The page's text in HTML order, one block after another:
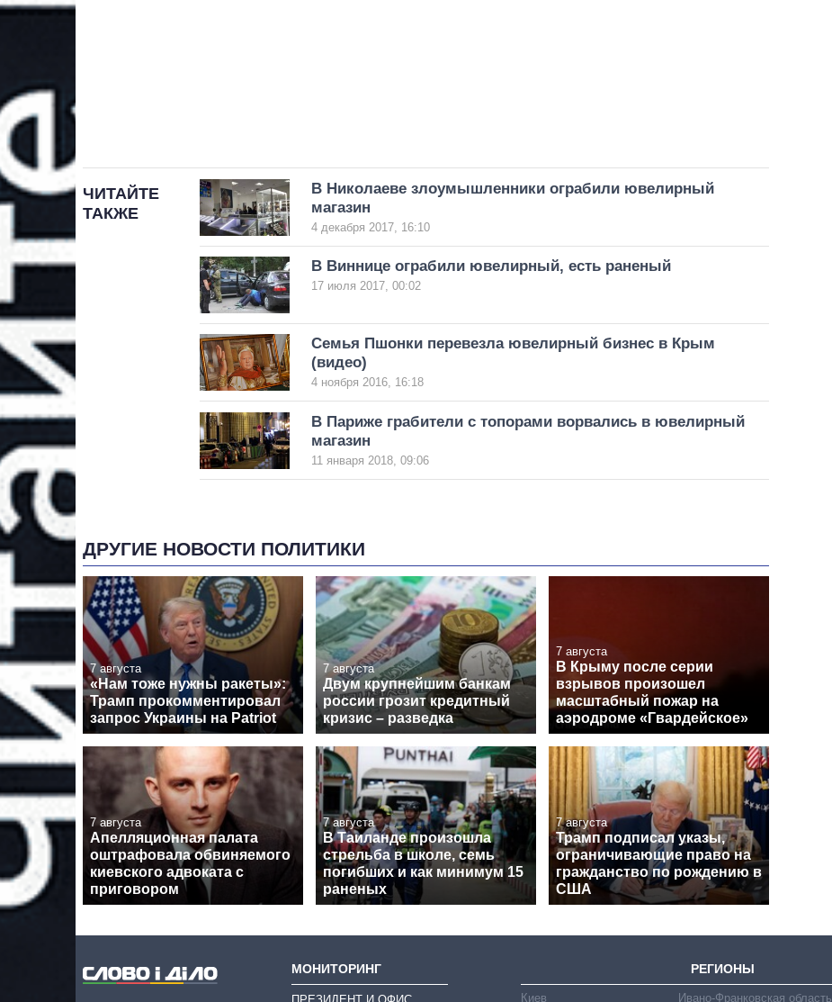
ЧИТАЙТЕ
ТАКЖЕ
В Николаеве злоумышленники ограбили ювелирный
магазин
4 декабря 2017, 16:10
В Виннице ограбили ювелирный, есть раненый
17 июля 2017, 00:02
Семья Пшонки перевезла ювелирный бизнес в Крым
(видео)
4 ноября 2016, 16:18
В Париже грабители с топорами ворвались в ювелирный
магазин
11 января 2018, 09:06
ДРУГИЕ НОВОСТИ ПОЛИТИКИ
7 августа
«Нам тоже нужны ракеты»:
Трамп прокомментировал
запрос Украины на Patriot
7 августа
Двум крупнейшим банкам
россии грозит кредитный
кризис – разведка
7 августа
В Крыму после серии
взрывов произошел
масштабный пожар на
аэродроме «Гвардейское»
7 августа
Апелляционная палата
оштрафовала обвиняемого
киевского адвоката с
приговором
7 августа
В Таиланде произошла
стрельба в школе, семь
погибших и как минимум 15
раненых
7 августа
Трамп подписал указы,
ограничивающие право на
гражданство по рождению в
США
МОНИТОРИНГ РЕГИОНЫ
Киев Ивано-Франковская область